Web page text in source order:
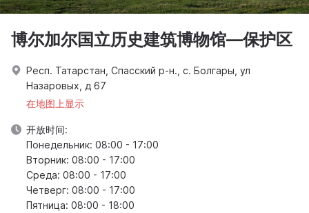
博尔加尔国立历史建筑博物馆—保护区
Респ. Татарстан, Спасский р-н., с. Болгары, ул
Назаровых, д 67
在地图上显示
开放时间:
Понедельник: 08:00 - 17:00
Вторник: 08:00 - 17:00
Среда: 08:00 - 17:00
Четверг: 08:00 - 17:00
Пятница: 08:00 - 18:00